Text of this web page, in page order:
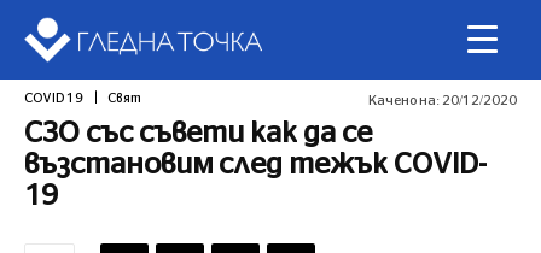
COVID 19 Свят Качено на: 20/12/2020
СЗО със съвети как да се
възстановим след тежък COVID-
19